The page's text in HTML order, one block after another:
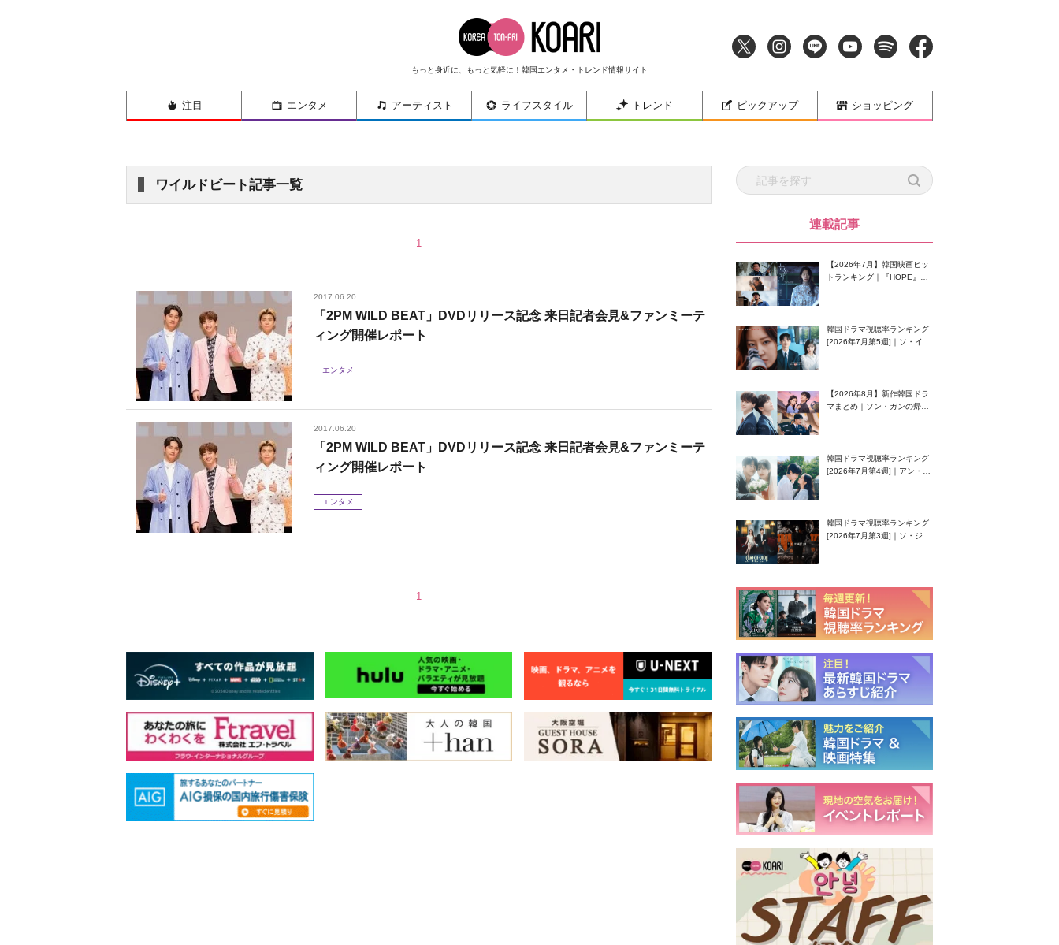
もっと身近に、もっと気軽に！韓国エンタメ・トレンド情報サイト
注目 エンタメ アーティスト ライフスタイル トレンド ピックアップ ショッピング
ワイルドビート記事一覧
1
2017.06.20
「2PM WILD BEAT」DVDリリース記念 来日記者会見&ファンミーテ
ィング開催レポート
エンタメ
2017.06.20
「2PM WILD BEAT」DVDリリース記念 来日記者会見&ファンミーテ
ィング開催レポート
エンタメ
1
連載記事
【2026年7月】韓国映画ヒッ
トランキング｜『HOPE』が
韓国ドラマ視聴率ランキング
[2026年7月第5週]｜ソ・イン
【2026年8月】新作韓国ドラ
マまとめ｜ソン・ガンの帰
韓国ドラマ視聴率ランキング
[2026年7月第4週]｜アン・ヒ
韓国ドラマ視聴率ランキング
[2026年7月第3週]｜ソ・ジソ